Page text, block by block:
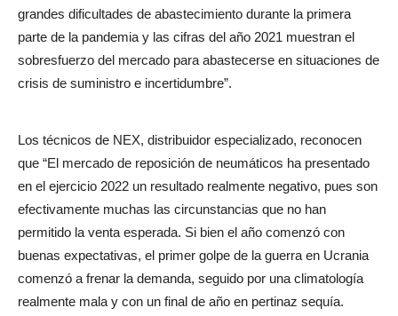
grandes dificultades de abastecimiento durante la primera
parte de la pandemia y las cifras del año 2021 muestran el
sobresfuerzo del mercado para abastecerse en situaciones de
crisis de suministro e incertidumbre”.
Los técnicos de NEX, distribuidor especializado, reconocen
que “El mercado de reposición de neumáticos ha presentado
en el ejercicio 2022 un resultado realmente negativo, pues son
efectivamente muchas las circunstancias que no han
permitido la venta esperada. Si bien el año comenzó con
buenas expectativas, el primer golpe de la guerra en Ucrania
comenzó a frenar la demanda, seguido por una climatología
realmente mala y con un final de año en pertinaz sequía.